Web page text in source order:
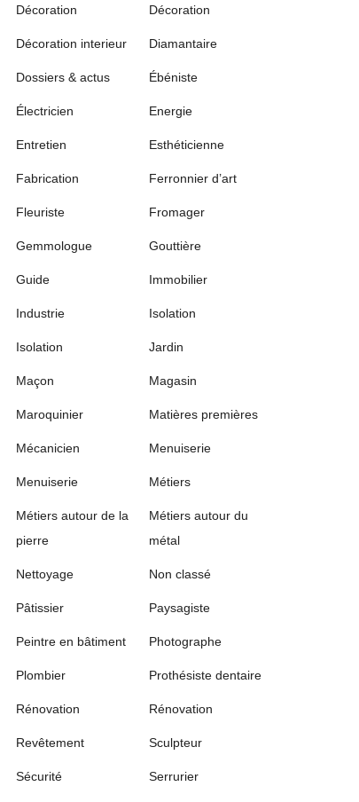
Décoration Décoration
Décoration interieur Diamantaire
Dossiers & actus Ébéniste
Électricien Energie
Entretien Esthéticienne
Fabrication Ferronnier d’art
Fleuriste Fromager
Gemmologue Gouttière
Guide Immobilier
Industrie Isolation
Isolation Jardin
Maçon Magasin
Maroquinier Matières premières
Mécanicien Menuiserie
Menuiserie Métiers
Métiers autour de la
pierre
Métiers autour du
métal
Nettoyage Non classé
Pâtissier Paysagiste
Peintre en bâtiment Photographe
Plombier Prothésiste dentaire
Rénovation Rénovation
Revêtement Sculpteur
Sécurité Serrurier